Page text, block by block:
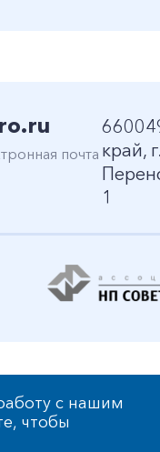
почта край,
1
с нашим
чтобы